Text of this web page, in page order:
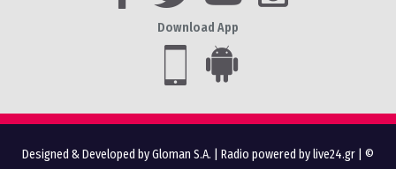
Download App
Designed & Developed by Gloman S.A. Radio powered by live24.gr | ©